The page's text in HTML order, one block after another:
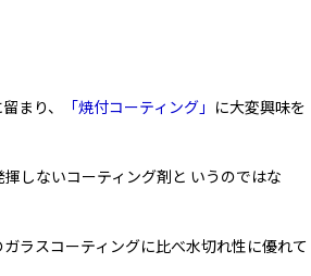
まり、
「焼付コーティング」 に大変興味を
しないコーティング剤と いうのではな
ラスコーティングに比べ水切れ性に優れて